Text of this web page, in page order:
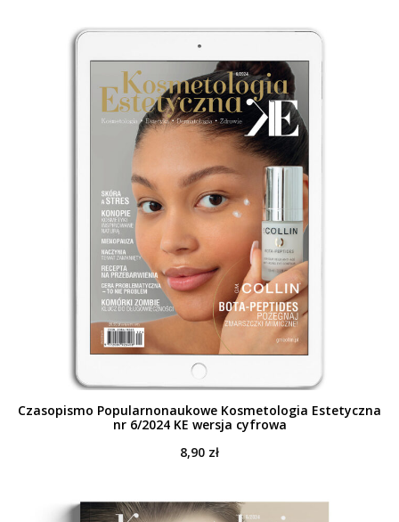
Czasopismo Popularnonaukowe Kosmetologia Estetyczna
nr 6/2024 KE wersja cyfrowa
8,90 zł